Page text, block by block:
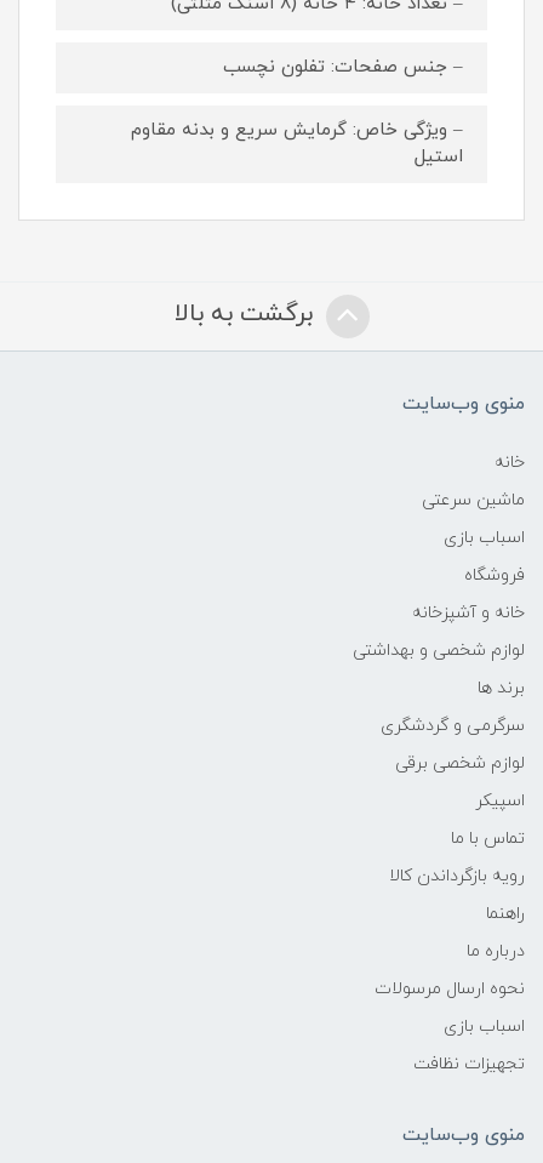
– جنس صفحات: تفلون نچسب
– ویژگی خاص: گرمایش سریع و بدنه مقاوم
استیل
برگشت به بالا
منوی وب‌سایت
خانه
ماشین سرعتی
اسباب بازی
فروشگاه
خانه و آشپزخانه
لوازم شخصی و بهداشتی
برند ها
سرگرمی و گردشگری
لوازم شخصی برقی
اسپیکر
تماس با ما
رویه بازگرداندن کالا
راهنما
درباره ما
نحوه ارسال مرسولات
اسباب بازی
تجهیزات نظافت
منوی وب‌سایت